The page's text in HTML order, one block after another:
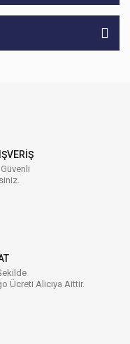
Ücreti Alıcıya Aittir.